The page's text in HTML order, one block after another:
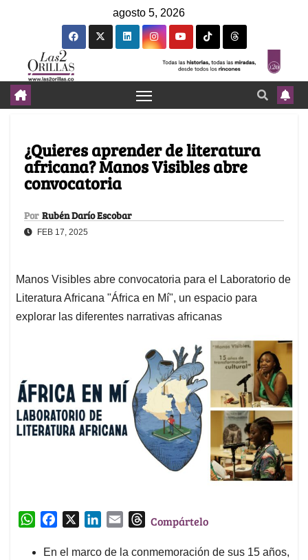
agosto 5, 2026
¿Quieres aprender de literatura
africana? Manos Visibles abre
convocatoria
Por Rubén Darío Escobar
FEB 17, 2025
Manos Visibles abre convocatoria para el Laboratorio de
Literatura Africana "África en Mí", un espacio para
explorar las diferentes narrativas africanas
W
a
c
n
a
T
r
Compártelo
En el marco de la conmemoración de sus 15 años,